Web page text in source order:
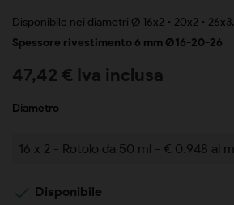
Disponibile nei diametri Ø 16x2 • 20x2 • 26x3.
Spessore rivestimento 6 mm Ø16-20-26
47,42 € Iva inclusa
Diametro
 Disponibile